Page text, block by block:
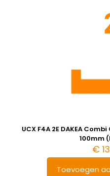
UCX F4A 2E DAKEA
100mm
€
Toevoegen